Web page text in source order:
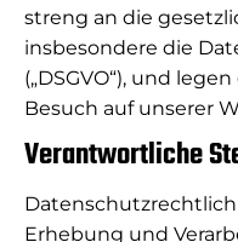
streng an die
insbesondere die
(„DSGVO“), und
Besuch auf unserer
Verantwortliche
Erhebung und